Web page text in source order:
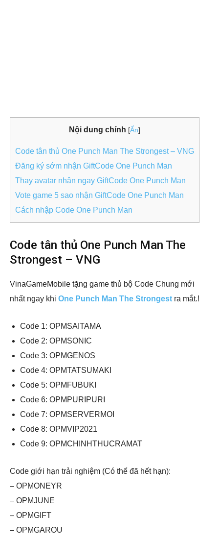
Nội dung chính [Ẩn]
Code tân thủ One Punch Man The Strongest – VNG
Đăng ký sớm nhận GiftCode One Punch Man
Thay avatar nhận ngay GiftCode One Punch Man
Vote game 5 sao nhận GiftCode One Punch Man
Cách nhập Code One Punch Man
Code tân thủ One Punch Man The
Strongest – VNG
VinaGameMobile tặng game thủ bộ Code Chung mới
nhất ngay khi One Punch Man The Strongest ra mắt.!
Code 1: OPMSAITAMA
Code 2: OPMSONIC
Code 3: OPMGENOS
Code 4: OPMTATSUMAKI
Code 5: OPMFUBUKI
Code 6: OPMPURIPURI
Code 7: OPMSERVERMOI
Code 8: OPMVIP2021
Code 9: OPMCHINHTHUCRAMAT
Code giới hạn trải nghiệm (Có thể đã hết hạn):
– OPMONEYR
– OPMJUNE
– OPMGIFT
– OPMGAROU